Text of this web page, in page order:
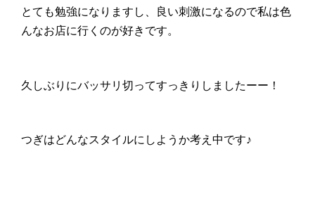
とても勉強になりますし、良い刺激になるので私は色
んなお店に行くのが好きです。
久しぶりにバッサリ切ってすっきりしましたーー！
つぎはどんなスタイルにしようか考え中です♪